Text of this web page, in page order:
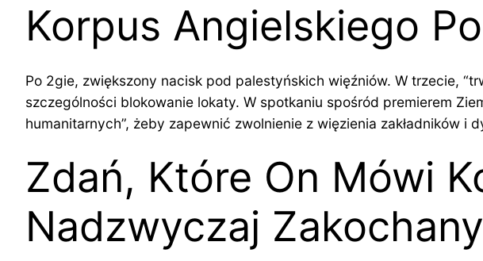
Korpus Angielskiego
Po 2gie, zwiększony nacisk pod palestyńskich więźniów. W trzecie,
szczególności blokowanie lokaty. W spotkaniu spośród premierem
humanitarnych”, żeby zapewnić zwolnienie z więzienia zakładników
Zdań, Które On Mówi
Nadzwyczaj Zakochany